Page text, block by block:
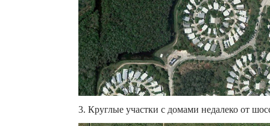
3. Круглые участки с домами недалеко от